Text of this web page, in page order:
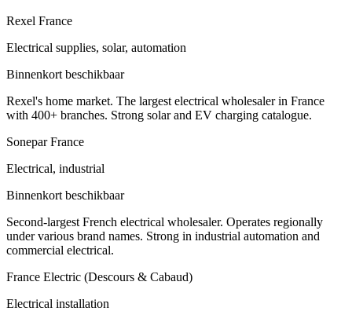
Rexel France
Electrical supplies, solar, automation
Binnenkort beschikbaar
Rexel's home market. The largest electrical wholesaler in France
with 400+ branches. Strong solar and EV charging catalogue.
Sonepar France
Electrical, industrial
Binnenkort beschikbaar
Second-largest French electrical wholesaler. Operates regionally
under various brand names. Strong in industrial automation and
commercial electrical.
France Electric (Descours & Cabaud)
Electrical installation